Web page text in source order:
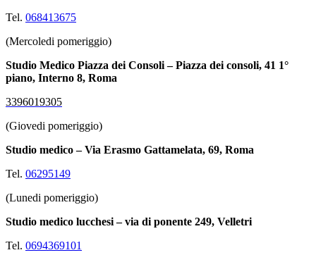
Tel. 068413675
(Mercoledi pomeriggio)
Studio Medico Piazza dei Consoli – Piazza dei consoli, 41 1°
piano, Interno 8, Roma
3396019305
(Giovedi pomeriggio)
Studio medico –Via Erasmo Gattamelata, 69, Roma
Tel. 06295149
(Lunedi pomeriggio)
Studio medico lucchesi –via di ponente 249, Velletri
Tel. 0694369101